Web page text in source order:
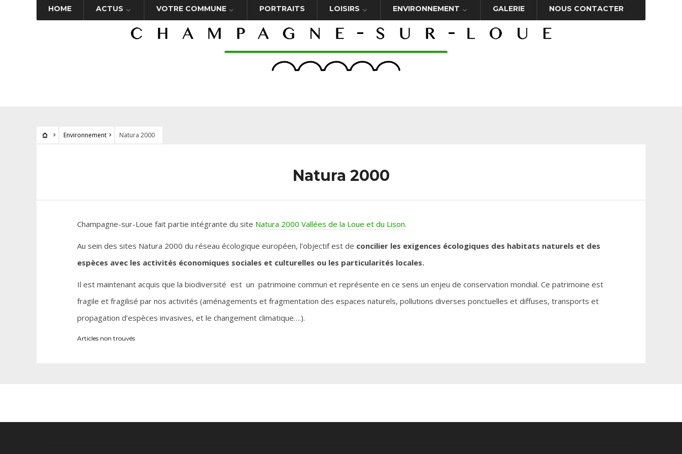
HOME ACTUS VOTRE COMMUNE PORTRAITS LOISIRS ENVIRONNEMENT GALERIE NOUS CONTACTER
Environnement Natura 2000
Natura 2000
Champagne-sur-Loue fait partie intégrante du site Natura 2000 Vallées de la Loue et du Lison.
Au sein des sites Natura 2000 du réseau écologique européen, l’objectif est de concilier les exigences écologiques des habitats naturels et des
espèces avec les activités économiques sociales et culturelles ou les particularités locales.
Il est maintenant acquis que la biodiversité est un patrimoine commun et représente en ce sens un enjeu de conservation mondial. Ce patrimoine est
fragile et fragilisé par nos activités (aménagements et fragmentation des espaces naturels, pollutions diverses ponctuelles et diffuses, transports et
propagation d’espèces invasives, et le changement climatique….).
Articles non trouvés